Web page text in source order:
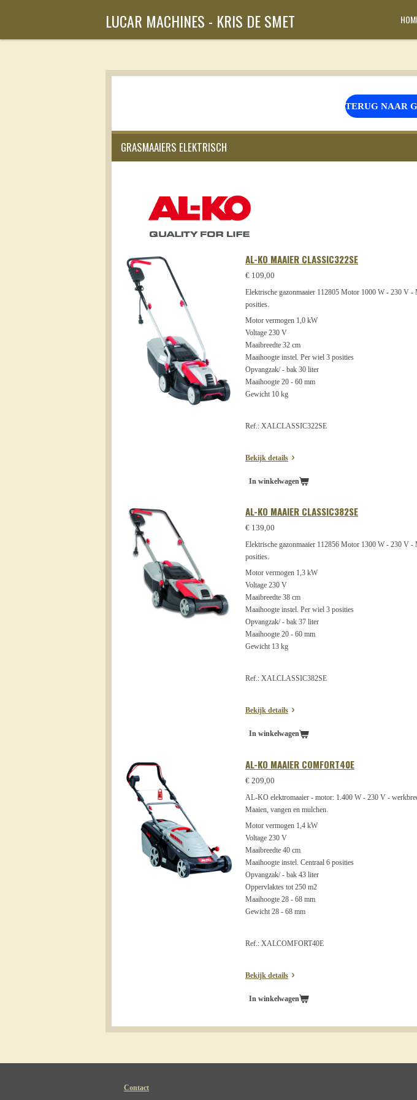
LUCAR MACHINES - KRIS DE SMET
TERUG NAAR
GRASMAAIERS ELEKTRISCH
AL-KO MAAIER CLASSIC322SE
€ 109,00
Elektrische gazonmaaier 112805 Motor 1000 W - 230 V
posities.
Motor vermogen 1,0 kW
Voltage 230 V
Maaibreedte 32 cm
Maaihoogte instel. Per wiel 3 posities
Opvangzak/ - bak 30 liter
Maaihoogte 20 - 60 mm
Gewicht 10 kg
Ref.: XALCLASSIC322SE
Bekijk details
In winkelwagen
AL-KO MAAIER CLASSIC382SE
€ 139,00
Elektrische gazonmaaier 112856 Motor 1300 W - 230 V
posities.
Motor vermogen 1,3 kW
Voltage 230 V
Maaibreedte 38 cm
Maaihoogte instel. Per wiel 3 posities
Opvangzak/ - bak 37 liter
Maaihoogte 20 - 60 mm
Gewicht 13 kg
Ref.: XALCLASSIC382SE
Bekijk details
In winkelwagen
AL-KO MAAIER COMFORT40E
€ 209,00
AL-KO elektromaaier - motor: 1.400 W - 230 V -
Maaien, vangen en mulchen.
Motor vermogen 1,4 kW
Voltage 230 V
Maaibreedte 40 cm
Maaihoogte instel. Centraal 6 posities
Opvangzak/ - bak 43 liter
Oppervlaktes tot 250 m2
Maaihoogte 28 - 68 mm
Gewicht 28 - 68 mm
Ref.: XALCOMFORT40E
Bekijk details
In winkelwagen
Contact